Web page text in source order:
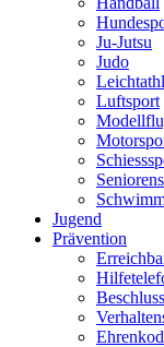
Ju-Jutsu
Judo
Luftsport
Jugend
Prävention
Beschluss